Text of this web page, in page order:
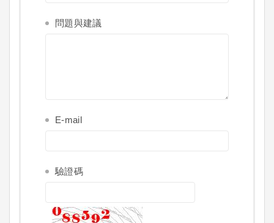
問題與建議
E-mail
驗證碼